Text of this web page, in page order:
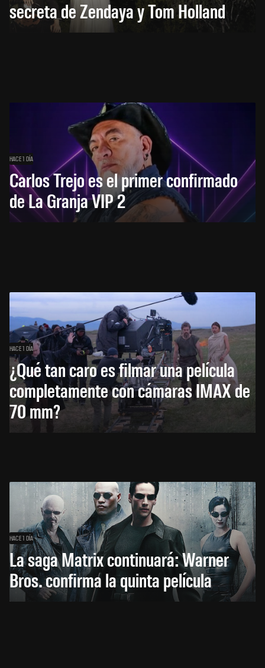
secreta de Zendaya y Tom Holland
HACE 1 DÍA
Carlos Trejo es el primer confirmado
de La Granja VIP 2
HACE 1 DÍA
¿Qué tan caro es filmar una película
completamente con cámaras IMAX de
70 mm?
HACE 1 DÍA
La saga Matrix continuará: Warner
Bros. confirma la quinta película